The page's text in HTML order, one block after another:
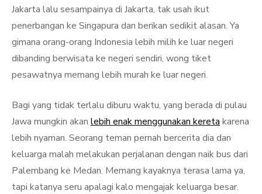
Jakarta lalu sesampainya di Jakarta, tak usah ikut
penerbangan ke Singapura dan berikan sedikit alasan. Ya
gimana orang-orang Indonesia lebih milih ke luar negeri
dibanding berwisata ke negeri sendiri, wong tiket
pesawatnya memang lebih murah ke luar negeri.
Bagi yang tidak terlalu diburu waktu, yang berada di pulau
Jawa mungkin akan lebih enak menggunakan kereta karena
lebih nyaman. Seorang teman pernah bercerita dia dan
keluarga malah melakukan perjalanan dengan naik bus dari
Palembang ke Medan. Memang kayaknya terasa lama ya,
tapi katanya seru apalagi kalo mengajak keluarga besar.